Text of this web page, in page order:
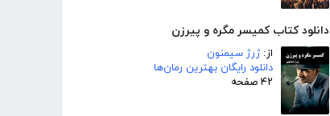
دانلود کتاب کمیسر مگره و پیرزن
از:ژرژ سیمنون
دانلود رایگان بهترین رمان‌ها
۴۲ صفحه